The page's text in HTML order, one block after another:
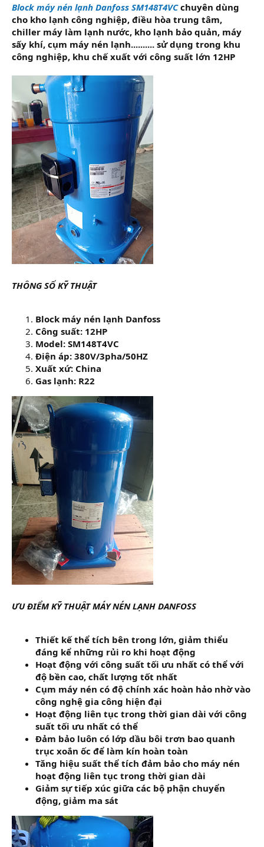
Block máy nén lạnh Danfoss SM148T4VC chuyên dùng
cho kho lạnh công nghiệp, điều hòa trung tâm,
chiller máy làm lạnh nước, kho lạnh bảo quản, máy
sấy khí, cụm máy nén lạnh.......... sử dụng trong khu
công nghiệp, khu chế xuất với công suất lớn 12HP
THÔNG SỐ KỸ THUẬT
Block máy nén lạnh Danfoss
Công suất: 12HP
Model: SM148T4VC
Điện áp: 380V/3pha/50HZ
Xuất xứ: China
Gas lạnh: R22
ƯU ĐIỂM KỸ THUẬT MÁY NÉN LẠNH DANFOSS
Thiết kế thể tích bên trong lớn, giảm thiểu
đáng kể những rủi ro khi hoạt động
Hoạt động với công suất tối ưu nhất có thể với
độ bền cao, chất lượng tốt nhất
Cụm máy nén có độ chính xác hoàn hảo nhờ vào
công nghệ gia công hiện đại
Hoạt động liên tục trong thời gian dài với công
suất tối ưu nhất có thể
Đảm bảo luôn có lớp dầu bôi trơn bao quanh
trục xoắn ốc để làm kín hoàn toàn
Tăng hiệu suất thể tích đảm bảo cho máy nén
hoạt động liên tục trong thời gian dài
Giảm sự tiếp xúc giữa các bộ phận chuyển
động, giảm ma sát